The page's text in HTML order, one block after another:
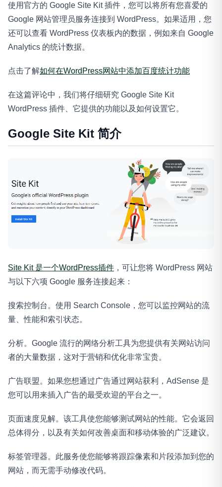
使用官方的 Google Site Kit 插件，您可以将所有您喜爱的
Google 网站管理员服务连接到 WordPress。如果适用，您
还可以查看 WordPress 仪表板内的数据，例如来自 Google
Analytics 的统计数据。
点击了解如何在WordPress网站中添加百度统计功能
在这篇评论中，我们将仔细研究 Google Site Kit
WordPress 插件、它提供的功能以及如何设置它。
Google Site Kit 简介
Site Kit 是一个WordPress插件 ，可让您将 WordPress 网站
与以下六项 Google 服务连接起来：
搜索控制台。使用 Search Console，您可以监控网站的流
量、性能和索引状态。
分析。Google 流行的网络分析工具为您提供有关网站访问
者的大量数据，这对于营销和优化非常宝贵。
广告联盟。如果您想通过广告通过网站获利，AdSense 是
您可以用来插入广告的最受欢迎的平台之一。
页面速度见解。该工具使您能够测试网站的性能。它会返回
总体得分，以及有关如何改善桌面和移动体验的广泛建议。
标签管理器。此服务使您能够将跟踪像素和片段添加到您的
网站，而无需手动修改代码。